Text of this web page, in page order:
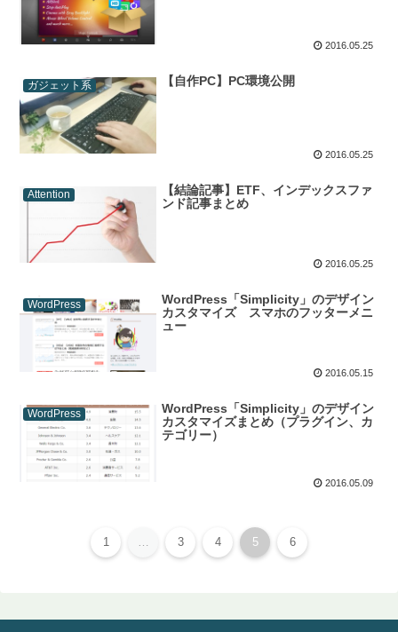
2016.05.25
ガジェット系 【自作PC】PC環境公開
2016.05.25
Attention
【結論記事】ETF、インデックスファ
ンド記事まとめ
2016.05.25
WordPress
WordPress「Simplicity」のデザイン
カスタマイズ スマホのフッターメニ
ュー
2016.05.15
WordPress
WordPress「Simplicity」のデザイン
カスタマイズまとめ（プラグイン、カ
テゴリー）
2016.05.09
1 … 3 4 5 6